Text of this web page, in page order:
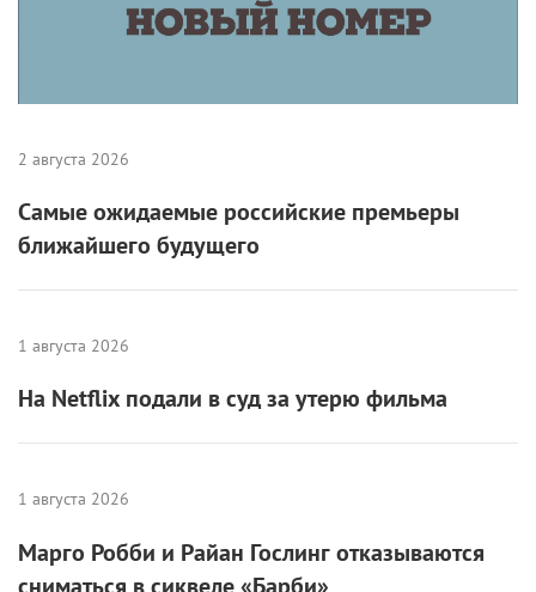
2 августа 2026
Самые ожидаемые российские премьеры
ближайшего будущего
1 августа 2026
На Netflix подали в суд за утерю фильма
1 августа 2026
Марго Робби и Райан Гослинг отказываются
сниматься в сиквеле «Барби»